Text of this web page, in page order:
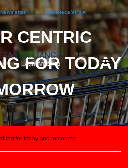
Newsletter Biblioteca Virtual
CENTRIC
FOR TODAY
for today and tomorrow